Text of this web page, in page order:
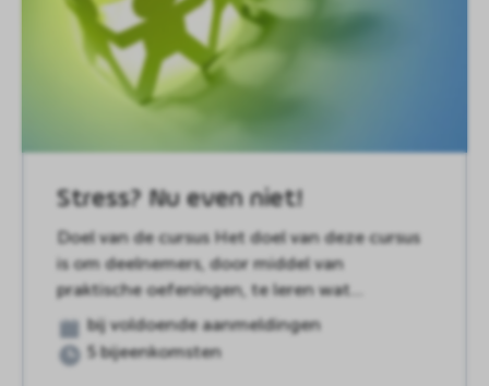
Stress? Nu even niet!
Doel van de cursus Het doel van deze cursus
is om deelnemers, door middel van
praktische oefeningen, te leren wat…
bij voldoende aanmeldingen
5 bijeenkomsten